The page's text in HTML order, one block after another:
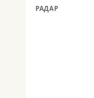
РАДАР